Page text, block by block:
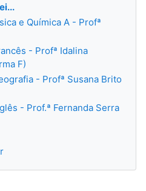
e Química A - Profª
- Profª Idalina
F)
- Profª Susana Brito
- Prof.ª Fernanda Serra